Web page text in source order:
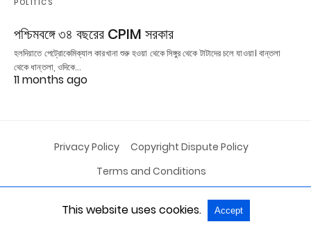
POLITICS
পশ্চিমবঙ্গে ৩৪ বছরের CPIM সরকার
হলদিয়াতে পেট্রোকেমিক্যাল কারখানা শুরু হওয়া থেকে সিঙ্গুর থেকে টাটাদের চলে যাওয়া। বান্তলা
থেকে ধান্তলা, ওদিকে…
11 months ago
Privacy Policy
Copyright Dispute Policy
Terms and Conditions
All Rights Reserved View Non-AMP Version
This website uses cookies. Accept